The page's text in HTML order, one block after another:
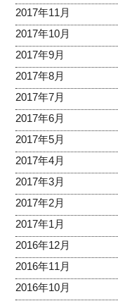
2017年11月
2017年10月
2017年9月
2017年8月
2017年7月
2017年6月
2017年5月
2017年4月
2017年3月
2017年2月
2017年1月
2016年12月
2016年11月
2016年10月